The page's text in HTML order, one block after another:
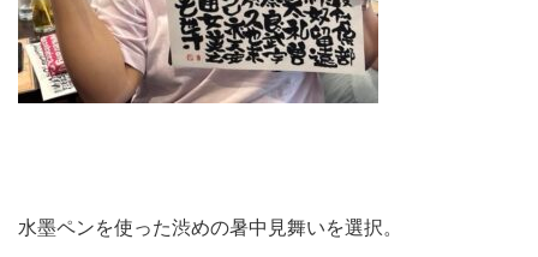
水墨ペンを使った渋めの暑中見舞いを選択。